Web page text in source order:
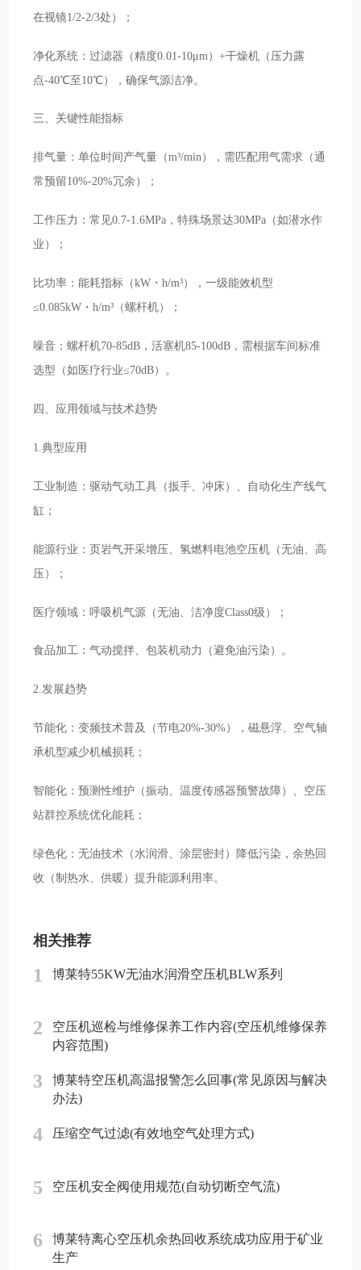
在视镜1/2-2/3处）；
净化系统：过滤器（精度0.01-10μm）+干燥机（压力露
点-40℃至10℃），确保气源洁净。
三、关键性能指标
排气量：单位时间产气量（m³/min），需匹配用气需求（通
常预留10%-20%冗余）；
工作压力：常见0.7-1.6MPa，特殊场景达30MPa（如潜水作
业）；
比功率：能耗指标（kW・h/m³），一级能效机型
≤0.085kW・h/m³（螺杆机）；
噪音：螺杆机70-85dB，活塞机85-100dB，需根据车间标准
选型（如医疗行业≤70dB）。
四、应用领域与技术趋势
1.典型应用
工业制造：驱动气动工具（扳手、冲床）、自动化生产线气
缸；
能源行业：页岩气开采增压、氢燃料电池空压机（无油、高
压）；
医疗领域：呼吸机气源（无油、洁净度Class0级）；
食品加工：气动搅拌、包装机动力（避免油污染）。
2.发展趋势
节能化：变频技术普及（节电20%-30%），磁悬浮、空气轴
承机型减少机械损耗；
智能化：预测性维护（振动、温度传感器预警故障）、空压
站群控系统优化能耗；
绿色化：无油技术（水润滑、涂层密封）降低污染，余热回
收（制热水、供暖）提升能源利用率。
相关推荐
1 博莱特55KW无油水润滑空压机BLW系列
2
空压机巡检与维修保养工作内容(空压机维修保养
内容范围)
3
博莱特空压机高温报警怎么回事(常见原因与解决
办法)
4 压缩空气过滤(有效地空气处理方式)
5 空压机安全阀使用规范(自动切断空气流)
6
博莱特离心空压机余热回收系统成功应用于矿业
生产